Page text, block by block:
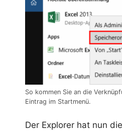
So kommen Sie an die
Eintrag im Startmenü.
Der Explorer hat nun